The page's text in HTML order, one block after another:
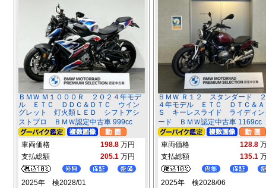
ＢＭＷ Ｍ１０００Ｒ ２０２４年モデ
ル ＥＴＣ ＤＤＣ＆ＤＴＣ ウイン
グレット 灯火類ＬＥＤ シフトアシ
ストプロ ＢＭＷ認定中古車 999cc
車両価格 198.8 万円
支払総額
205.1 万円
2025年 検2028/01
ＢＭＷ Ｒ１２ スタンダード
４年モデル ＥＴＣ ＤＴＣ＆Ａ
Ｓ キーレスライド ライディン
ード ＢＭＷ認定中古車 1169cc
車両価格 128.8
支払総額
135.1
2025年 検2028/06